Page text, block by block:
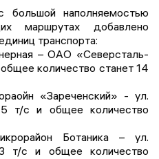
наполняемостью
маршрутах добавлено
транспорта:
– ОАО «Северсталь-
количество станет 14
«Зареченский» - ул.
т/c и общее количество
Ботаника – ул.
т/c и общее количество